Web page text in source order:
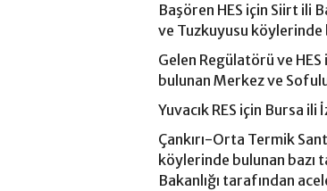
Başören HES için Siirt ili
ve Tuzkuyusu köylerinde
Gelen Regülatörü ve
bulunan Merkez ve
Yuvacık RES için Bursa
Çankırı-Orta Termik
köylerinde bulunan bazı
Bakanlığı tarafından